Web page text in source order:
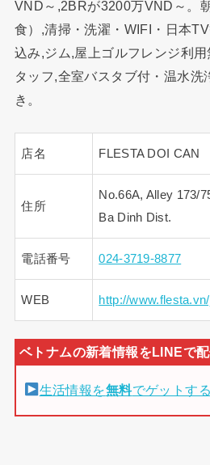
VND～,2BRが3200万VND～。
食）,清掃・洗濯・WIFI・日本
込み,ジム,屋上ゴルフレンジ利
タッフ,全室バスタブ付・温水洗
き。
店名 FLESTA DOI CAN
住所
No.66A, Alley 173/
Ba Dinh Dist.
電話番号 024-3719-8877
WEB http://
生活情報を無料でゲットする